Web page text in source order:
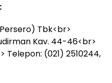
Tbk<br>
Kav. 44-46<br>
Telepon: (021) 2510244,